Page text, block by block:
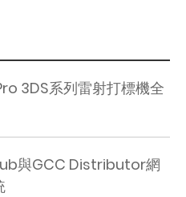
3DS系列雷射打標機全
與GCC Distributor網